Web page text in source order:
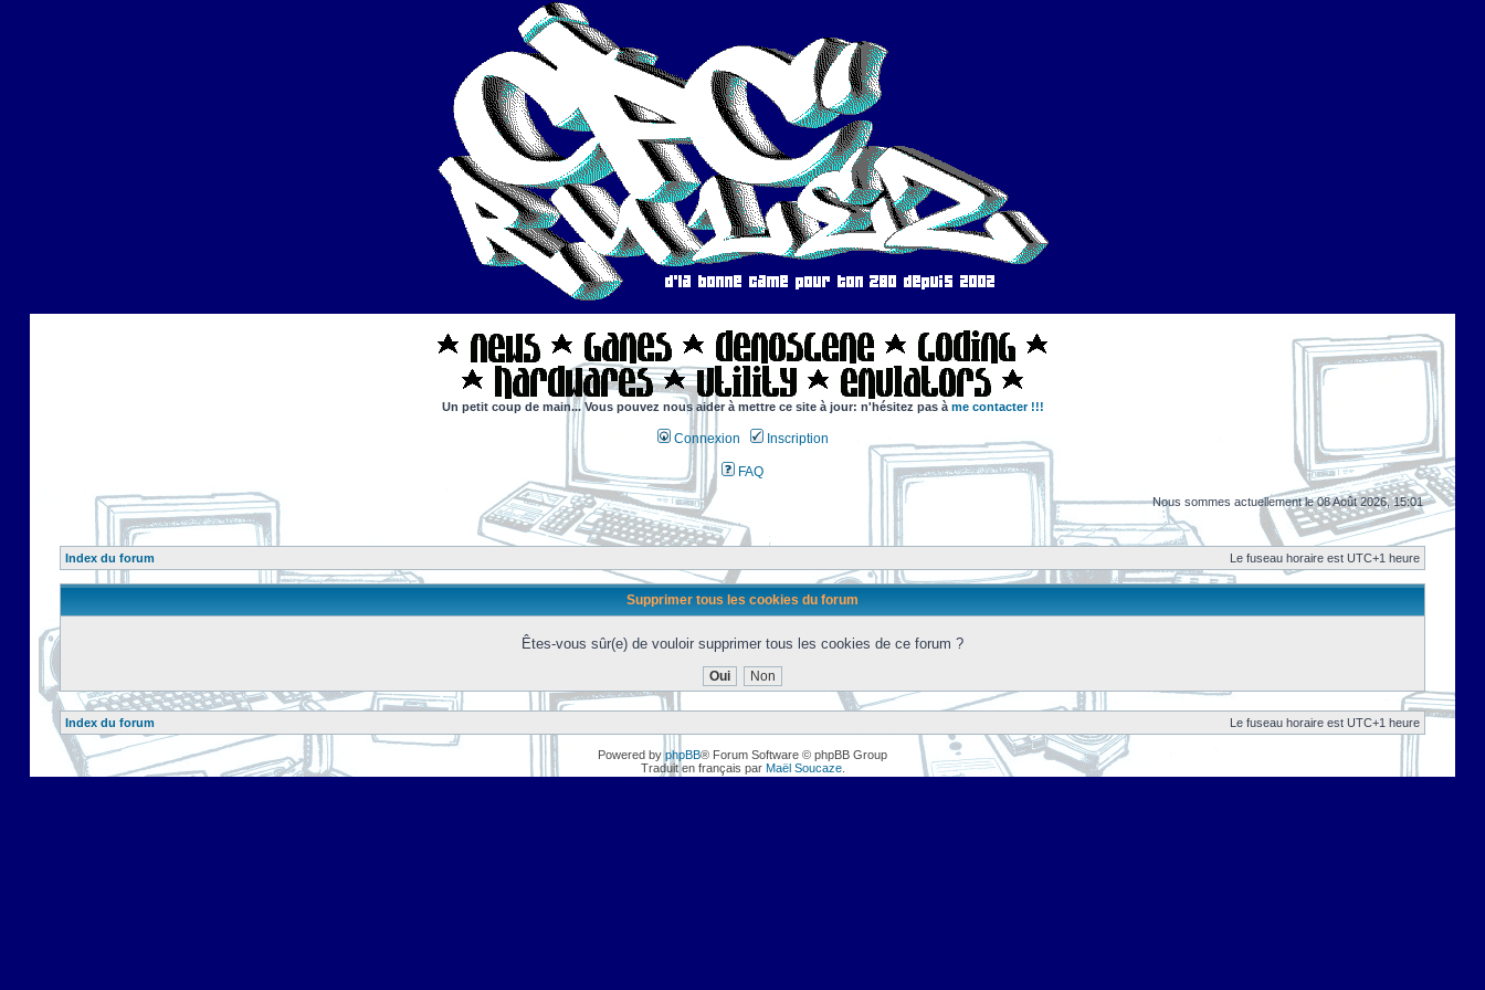
Un petit coup de main... Vous pouvez nous aider à mettre ce site à jour: n'hésitez pas à me contacter !!!
Connexion Inscription
FAQ
Nous sommes actuellement le 08 Août 2026, 15:01
Index du forum Le fuseau horaire est UTC+1 heure
Supprimer tous les cookies du forum
Êtes-vous sûr(e) de vouloir supprimer tous les cookies de ce forum ?
Index du forum Le fuseau horaire est UTC+1 heure
Powered byphpBB® Forum Software © phpBB Group
Traduit en français par Maël Soucaze.